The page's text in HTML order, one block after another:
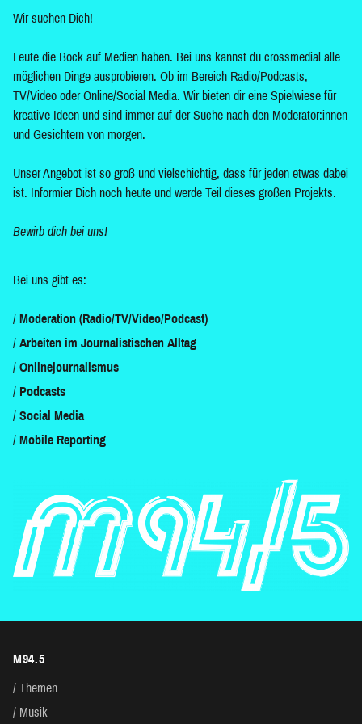
Wir suchen Dich!
Leute die Bock auf Medien haben. Bei uns kannst du crossmedial alle
möglichen Dinge ausprobieren. Ob im Bereich Radio/Podcasts,
TV/Video oder Online/Social Media. Wir bieten dir eine Spielwiese für
kreative Ideen und sind immer auf der Suche nach den Moderator:innen
und Gesichtern von morgen.
Unser Angebot ist so groß und vielschichtig, dass für jeden etwas dabei
ist. Informier Dich noch heute und werde Teil dieses großen Projekts.
Bewirb dich bei uns!
Bei uns gibt es:
Moderation (Radio/TV/Video/Podcast)
Arbeiten im Journalistischen Alltag
Onlinejournalismus
Podcasts
Social Media
Mobile Reporting
M94.5
Themen
Musik